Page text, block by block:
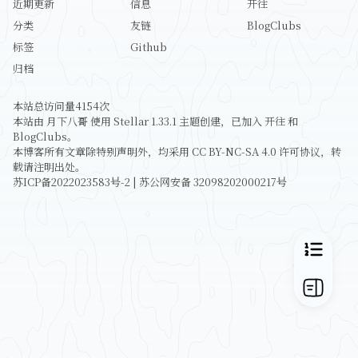
近期更新
分类
标签
归档
信息
友链
Github
开往
BlogClubs
本站总访问量4154次
本站由 月下八哥使用 Stellar 1.33.1 主题创建，已加入 开往和
BlogClubs。
本博客所有文章除特别声明外，均采用 CC BY-NC-SA 4.0 许可协议，转
载请注明出处。
苏ICP备2022023583号-2 | 苏公网安备 32098202000217号